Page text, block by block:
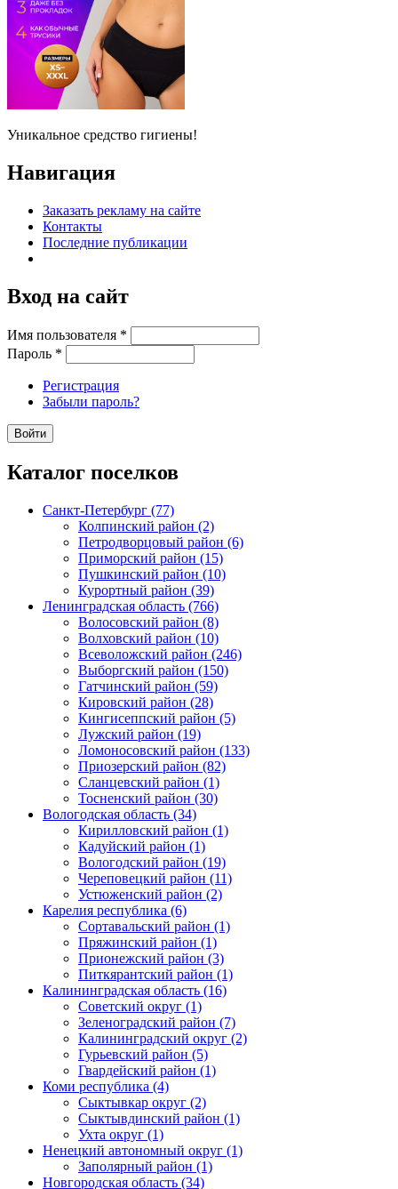
Уникальное средство гигиены!
Навигация
Заказать рекламу на сайте
Контакты
Последние публикации
Вход на сайт
Имя пользователя *
Пароль *
Регистрация
Забыли пароль?
Каталог поселков
Санкт-Петербург (77)
Колпинский район (2)
Петродворцовый район (6)
Приморский район (15)
Пушкинский район (10)
Курортный район (39)
Ленинградская область (766)
Волосовский район (8)
Волховский район (10)
Всеволожский район (246)
Выборгский район (150)
Гатчинский район (59)
Кировский район (28)
Кингисеппский район (5)
Лужский район (19)
Ломоносовский район (133)
Приозерский район (82)
Сланцевский район (1)
Тосненский район (30)
Вологодская область (34)
Кирилловский район (1)
Кадуйский район (1)
Вологодский район (19)
Череповецкий район (11)
Устюженский район (2)
Карелия республика (6)
Сортавальский район (1)
Пряжинский район (1)
Прионежский район (3)
Питкярантский район (1)
Калининградская область (16)
Советский округ (1)
Зеленоградский район (7)
Калининградский округ (2)
Гурьевский район (5)
Гвардейский район (1)
Коми республика (4)
Сыктывкар округ (2)
Сыктывдинский район (1)
Ухта округ (1)
Ненецкий автономный округ (1)
Заполярный район (1)
Новгородская область (34)